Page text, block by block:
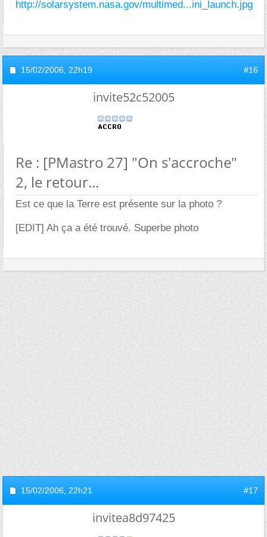
http://solarsystem.nasa.gov/multimed...ini_launch.jpg
15/02/2006, 22h19 #16
invite52c52005
Re : [PMastro 27] "On s'accroche"
2, le retour...
Est ce que la Terre est présente sur la photo ?
[EDIT] Ah ça a été trouvé. Superbe photo
15/02/2006, 22h21 #17
invitea8d97425